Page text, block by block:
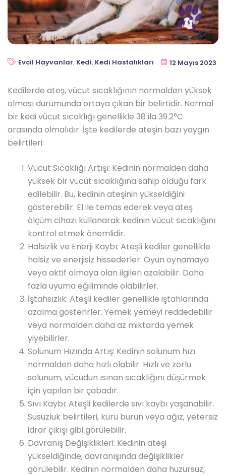
Evcil Hayvanlar, Kedi, Kedi Hastalıkları 12 Mayıs 2023
Kedilerde ateş, vücut sıcaklığının normalden yüksek
olması durumunda ortaya çıkan bir belirtidir. Normal
bir kedi vücut sıcaklığı genellikle 38 ila 39.2°C
arasında olmalıdır. İşte kedilerde ateşin bazı yaygın
belirtileri:
Vücut Sıcaklığı Artışı: Kedinin normalden daha
yüksek bir vücut sıcaklığına sahip olduğu fark
edilebilir. Bu, kedinin ateşinin yükseldiğini
gösterebilir. El ile temas ederek veya ateş
ölçüm cihazı kullanarak kedinin vücut sıcaklığını
kontrol etmek önemlidir.
Halsizlik ve Enerji Kaybı: Ateşli kediler genellikle
halsiz ve enerjisiz hissederler. Oyun oynamaya
veya aktif olmaya olan ilgileri azalabilir. Daha
fazla uyuma eğiliminde olabilirler.
İştahsızlık: Ateşli kediler genellikle iştahlarında
azalma gösterirler. Yemek yemeyi reddedebilir
veya normalden daha az miktarda yemek
yiyebilirler.
Solunum Hızında Artış: Kedinin solunum hızı
normalden daha hızlı olabilir. Hızlı ve zorlu
solunum, vücudun ısınan sıcaklığını düşürmek
için yapılan bir çabadır.
Sıvı Kaybı: Ateşli kedilerde sıvı kaybı yaşanabilir.
Susuzluk belirtileri, kuru burun veya ağız, yetersiz
idrar çıkışı gibi görülebilir.
Davranış Değişiklikleri: Kedinin ateşi
yükseldiğinde, davranışında değişiklikler
görülebilir. Kedinin normalden daha huzursuz,